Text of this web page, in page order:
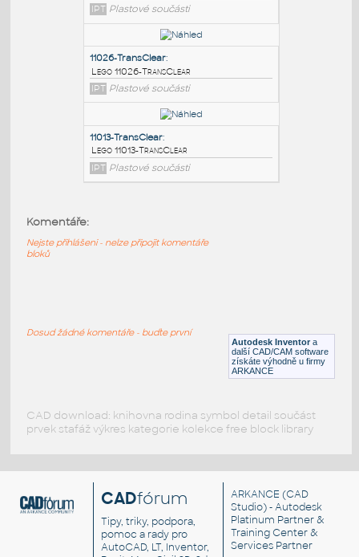
3960-TransClear:
Lego 3960-TransClear
IPT Plastové součásti
2850-TransClear:
Lego 2850-TransClear
IPT Plastové součásti
Lego 11026-TransClear
Lego 11013-TransClear
Autodesk Inventor a
další CAD/CAM software
získáte výhodně u firmy
ARKANCE
Komentáře:
Nejste přihlášeni - nelze připojit komentáře
bloků
Dosud žádné komentáře - buďte první
CAD download: knihovna rodina symbol detail součást
prvek stafáž výkres kategorie kolekce free block library
CADfórum
Tipy, triky, podpora,
pomoc a rady pro
AutoCAD, LT, Inventor,
ARKANCE (CAD
Studio) - Autodesk
Platinum Partner &
Training Center &
Services Partner